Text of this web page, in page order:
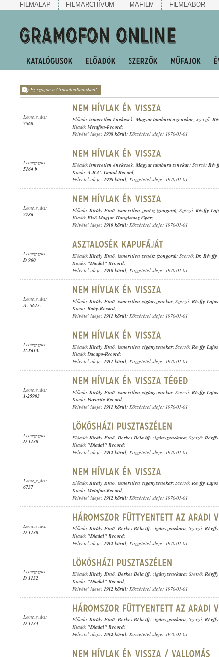
FILMALAP FILMARCHÍVUM MAFILM FILMLABOR
Ez szóljon a GramofonRádióban!
Lemezszám:
7560
Előadó: ismeretlen énekesek, Magyar tamburica zenekar; Szerző:
Kiadó: Metafon-Record;
Felvétel ideje: 1908 körül; Közzététel ideje: 1970-01-01
Lemezszám:
5164 b
Előadó: ismeretlen énekesek, Magyar tambura zenekar; Szerző:
Kiadó:A.B.C. Grand Record;
Felvétel ideje: 1908 körül; Közzététel ideje: 1970-01-01
Lemezszám:
2786
Előadó: Király Ernő, ismeretlen zenész (zongora); Szerző: Révffy
Kiadó: Első Magyar Hanglemez Gyár;
Felvétel ideje: 1910 körül; Közzététel ideje: 1970-01-01
Lemezszám:
D 960
Előadó: Király Ernő, ismeretlen zenész (zongora); Szerző:Dr. Révffy
Kiadó: "Diadal" Record;
Felvétel ideje: 1910 körül; Közzététel ideje: 1970-01-01
Lemezszám:
A. 5615.
Előadó: Király Ernő, ismeretlen cigányzenekar; Szerző: Révffy Lajos
Kiadó: Baby-Record;
Felvétel ideje: 1911 körül; Közzététel ideje: 1970-01-01
Lemezszám:
U-5615.
Előadó: Király Ernő, ismeretlen cigányzenekar; Szerző: Révffy Lajos
Kiadó:Dacapo-Record;
Felvétel ideje: 1911 körül; Közzététel ideje: 1970-01-01
Lemezszám:
1-25903
Előadó: Király Ernő, ismeretlen cigányzenekar; Szerző: Révffy Lajos
Kiadó: Favorite Record;
Felvétel ideje: 1911 körül; Közzététel ideje: 1970-01-01
Lemezszám:
D 1130
Előadó: Király Ernő, Berkes Béla ifj. cigányzenekara; Szerző:
Kiadó: "Diadal" Record;
Felvétel ideje: 1912 körül; Közzététel ideje: 1970-01-01
Lemezszám:
6737
Előadó: Király Ernő, ismeretlen cigányzenekar; Szerző: Révffy Lajos
Kiadó: Metafon-Record;
Felvétel ideje: 1912 körül; Közzététel ideje: 1970-01-01
Lemezszám:
D 1130
Előadó: Király Ernő, Berkes Béla ifj. cigányzenekara; Szerző:
Kiadó: "Diadal" Record;
Felvétel ideje: 1912 körül; Közzététel ideje: 1970-01-01
Lemezszám:
D 1132
Előadó: Király Ernő, Berkes Béla ifj. cigányzenekara; Szerző:
Kiadó: "Diadal" Record;
Felvétel ideje: 1912 körül; Közzététel ideje: 1970-01-01
Lemezszám:
D 1134
Előadó: Király Ernő, Berkes Béla ifj. cigányzenekara; Szerző:
Kiadó: "Diadal" Record;
Felvétel ideje: 1912 körül; Közzététel ideje: 1970-01-01